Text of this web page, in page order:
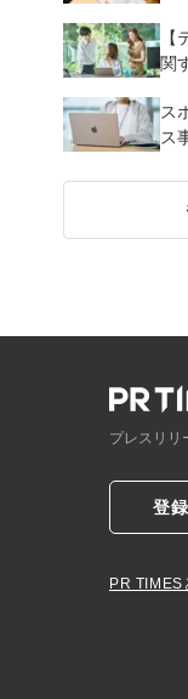
関
ス
ス
プレスリリ
登
PR TIMES